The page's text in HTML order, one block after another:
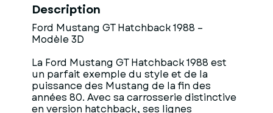
Description
Ford Mustang GT Hatchback 1988 –
Modèle 3D
La Ford Mustang GT Hatchback 1988 est
un parfait exemple du style et de la
puissance des Mustang de la fin des
années 80. Avec sa carrosserie distinctive
en version hatchback, ses lignes